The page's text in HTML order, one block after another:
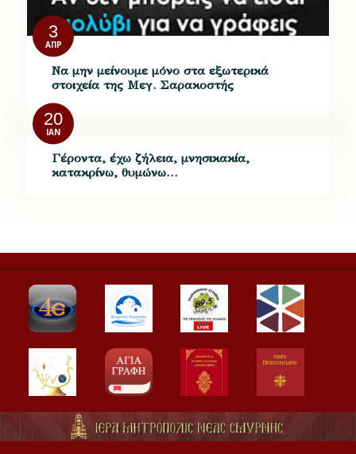
3
ΑΠΡ
Να μην μείνουμε μόνο στα εξωτερικά
στοιχεία της Μεγ. Σαρακοστής
20
ΙΑΝ
Γέροντα, έχω ζήλεια, μνησικακία,
κατακρίνω, θυμώνω…